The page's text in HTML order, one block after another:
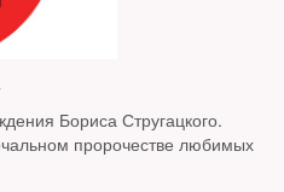
Бориса Стругацкого.
пророчестве любимых